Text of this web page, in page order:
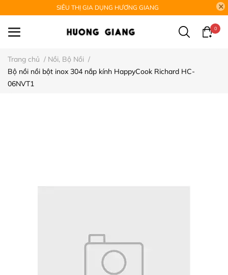
SIÊU THỊ GIA DỤNG HƯƠNG GIANG
0
Trang chủ / Nồi, Bộ Nồi /
Bộ nồi nồi bột inox 304 nắp kính HappyCook Richard HC-
06NVT1